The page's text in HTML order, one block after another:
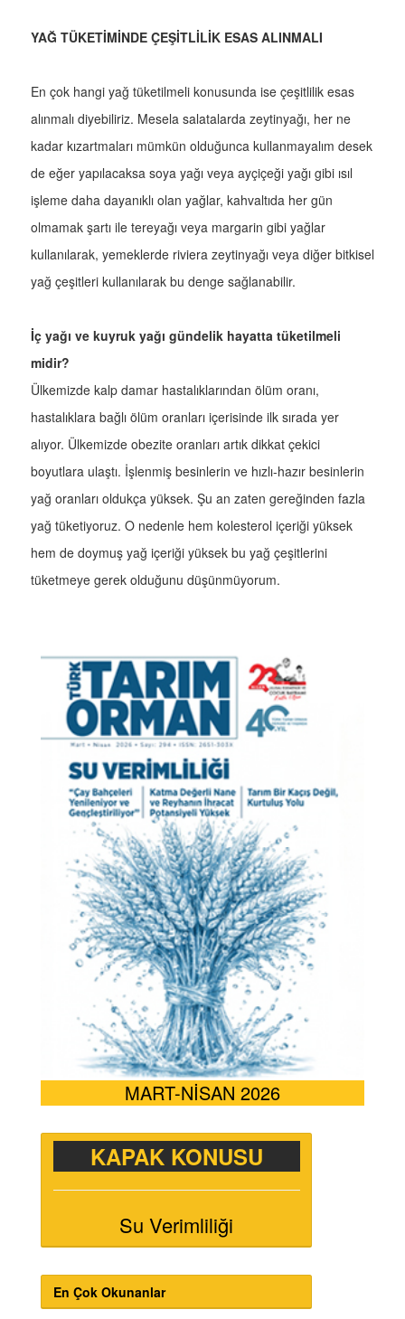
YAĞ TÜKETİMİNDE ÇEŞİTLİLİK ESAS ALINMALI
En çok hangi yağ tüketilmeli konusunda ise çeşitlilik esas
alınmalı diyebiliriz. Mesela salatalarda zeytinyağı, her ne
kadar kızartmaları mümkün olduğunca kullanmayalım desek
de eğer yapılacaksa soya yağı veya ayçiçeği yağı gibi ısıl
işleme daha dayanıklı olan yağlar, kahvaltıda her gün
olmamak şartı ile tereyağı veya margarin gibi yağlar
kullanılarak, yemeklerde riviera zeytinyağı veya diğer bitkisel
yağ çeşitleri kullanılarak bu denge sağlanabilir.
İç yağı ve kuyruk yağı gündelik hayatta tüketilmeli
midir?
Ülkemizde kalp damar hastalıklarından ölüm oranı,
hastalıklara bağlı ölüm oranları içerisinde ilk sırada yer
alıyor. Ülkemizde obezite oranları artık dikkat çekici
boyutlara ulaştı. İşlenmiş besinlerin ve hızlı-hazır besinlerin
yağ oranları oldukça yüksek. Şu an zaten gereğinden fazla
yağ tüketiyoruz. O nedenle hem kolesterol içeriği yüksek
hem de doymuş yağ içeriği yüksek bu yağ çeşitlerini
tüketmeye gerek olduğunu düşünmüyorum.
MART-NİSAN 2026
KAPAK KONUSU
Su Verimliliği
En Çok Okunanlar